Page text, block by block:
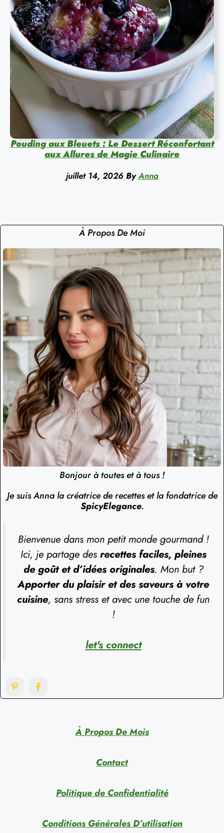
Pouding aux Bleuets : Le Dessert Réconfortant
aux Allures de Magie Culinaire
juillet 14, 2026 By Anna
À Propos De Moi
Bonjour à toutes et à tous !
Je suis Anna la créatrice de recettes et la fondatrice de
SpicyElegance.
Bienvenue dans mon petit monde gourmand !
Ici, je partage des recettes faciles, pleines
de goût et d’idées originales. Mon but ?
Apporter du plaisir et des saveurs à votre
cuisine, sans stress et avec une touche de fun
!
let's connect
À Propos De Mois
Contact
Politique de Confidentialité
Conditions Générales D’utilisation